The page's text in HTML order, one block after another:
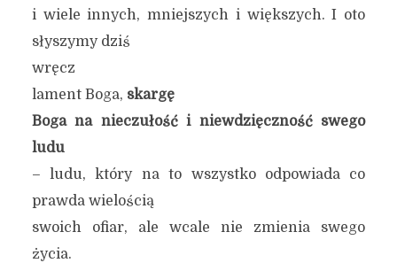
i wiele innych, mniejszych i większych. I oto
słyszymy dziś
wręcz
lament Boga, skargę
Boga na nieczułość i niewdzięczność swego
ludu
– ludu, który na to wszystko odpowiada co
prawda wielością
swoich ofiar, ale wcale nie zmienia swego
życia.